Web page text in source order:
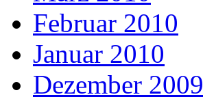
Februar 2010
Januar 2010
Dezember 2009